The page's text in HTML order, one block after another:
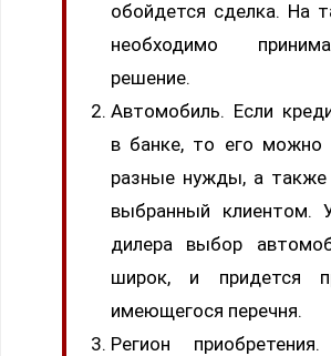
обойдется сделка. На
необходимо
решение.
Автомобиль. Если
в банке, то его можно
разные нужды, а также
выбранный клиентом.
дилера выбор
широк, и придется
имеющегося перечня.
Регион